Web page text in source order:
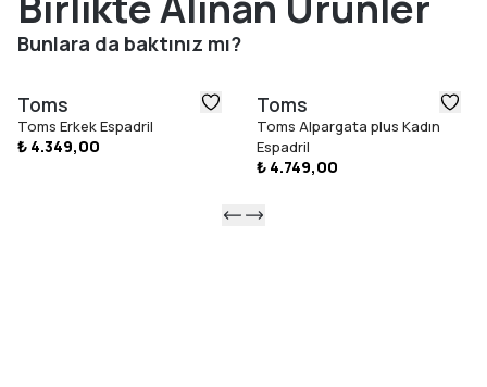
Bunlara da baktınız mı?
Toms
Toms Erkek Espadril
₺ 4.349,00
Toms
Toms Alpargata plus Kadın
Espadril
₺ 4.749,00